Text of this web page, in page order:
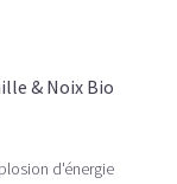
& Noix Bio
d'énergie